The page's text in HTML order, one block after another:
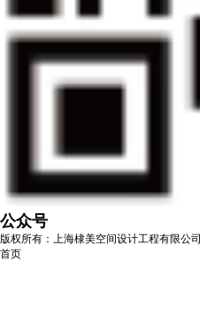
公众号
版权所有：上海棣美空间设计工程有限公司
首页